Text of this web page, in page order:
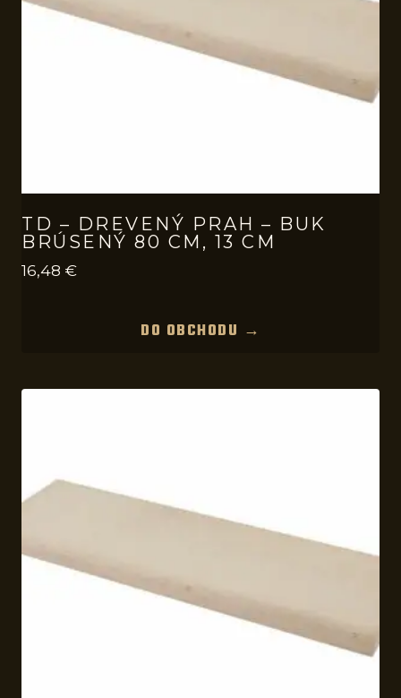
TD – DREVENÝ PRAH – BUK
BRÚSENÝ 80 CM, 13 CM
16,48 €
DO OBCHODU →